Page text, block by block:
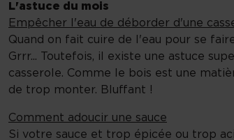
L'astuce du mois
Empêcher l'eau de déborder d'une
Quand on fait cuire de l'eau pour se
Grrr... Toutefois, il existe une astuce
casserole. Comme le bois est une
de trop monter. Bluffant !
Comment adoucir une sauce
Si votre sauce et trop épicée ou trop